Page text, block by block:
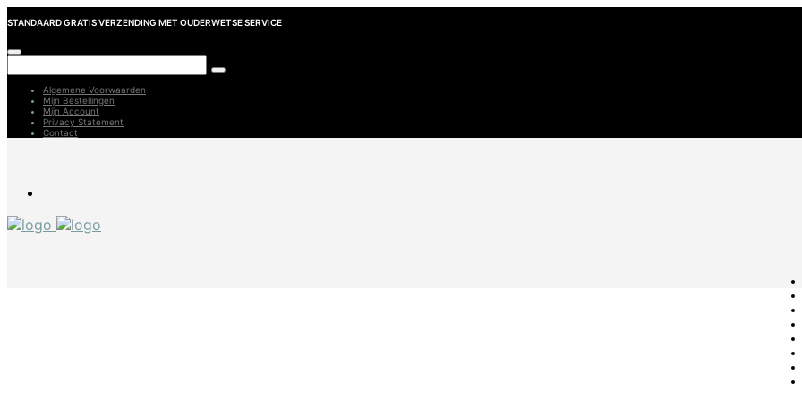
STANDAARD GRATIS VERZENDING MET OUDERWETSE SERVICE
Algemene Voorwaarden
Mijn Bestellingen
Mijn Account
Privacy Statement
Contact